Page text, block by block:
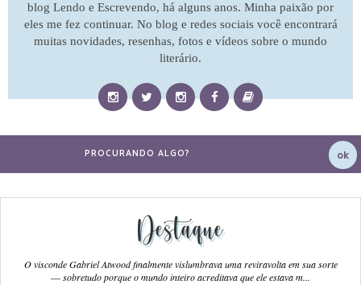
blog Lendo e Escrevendo, há alguns anos. Minha paixão por
eles me fez continuar. No blog e redes sociais você encontrará
muitas novidades, resenhas, fotos e vídeos sobre o mundo
literário.
Destaque
O visconde Gabriel Atwood finalmente vislumbrava uma reviravolta em sua sorte
― sobretudo porque o mundo inteiro acreditava que ele estava m...